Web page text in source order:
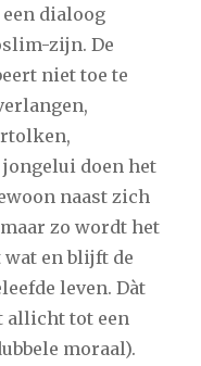
dialoog
zijn. De
niet toe te
doen het
naast zich
zo wordt het
en blijft de
leven. Dàt
allicht tot een
moraal).